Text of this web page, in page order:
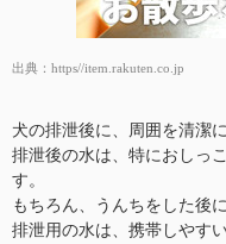
出典： https//item.rakuten.co.jp
犬の排泄後に、周囲を清潔
排泄後の水は、特におしっ
す。
もちろん、うんちをした後
排泄用の水は、携帯しやす